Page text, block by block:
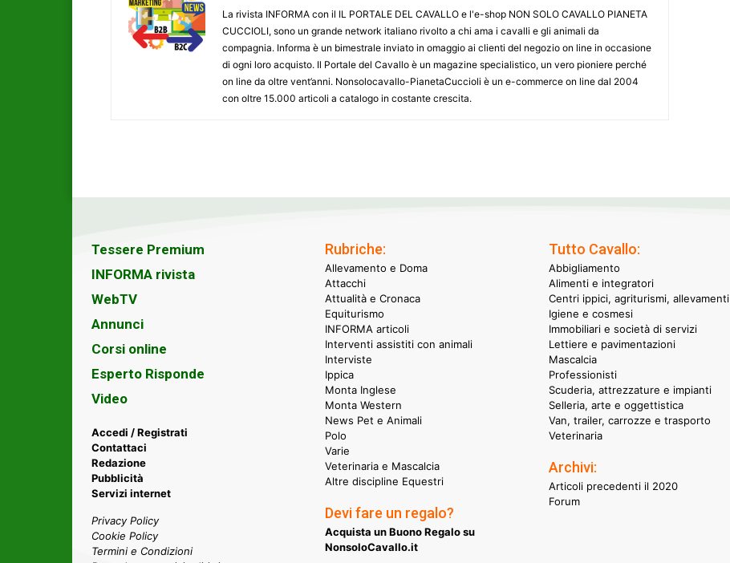
La rivista INFORMA con il IL PORTALE DEL CAVALLO e l'e-shop NON SOLO CAVALLO PIANETA
CUCCIOLI, sono un grande network italiano rivolto a chi ama i cavalli e gli animali da
compagnia. Informa è un bimestrale inviato in omaggio ai clienti del negozio on line in occasione
di ogni loro acquisto. Il Portale del Cavallo è un magazine specialistico, un vero pioniere perché
on line da oltre vent’anni. Nonsolocavallo-PianetaCuccioli è un e-commerce on line dal 2004
con oltre 15.000 articoli a catalogo in costante crescita.
Tessere Premium
INFORMA rivista
WebTV
Annunci
Corsi online
Esperto Risponde
Video
Accedi / Registrati
Contattaci
Redazione
Pubblicità
Servizi internet
Privacy Policy
Cookie Policy
Termini e Condizioni
Rubriche:
Allevamento e Doma
Attacchi
Attualità e Cronaca
Equiturismo
INFORMA articoli
Interventi assistiti con animali
Interviste
Ippica
Monta Inglese
Monta Western
News Pet e Animali
Polo
Varie
Veterinaria e Mascalcia
Altre discipline Equestri
Devi fare un regalo?
Acquista un Buono Regalo su
NonsoloCavallo.it
Tutto Cavallo:
Abbigliamento
Alimenti e integratori
Centri ippici, agriturismi, allevamenti
Igiene e cosmesi
Immobiliari e società di servizi
Lettiere e pavimentazioni
Mascalcia
Professionisti
Scuderia, attrezzature e impianti
Selleria, arte e oggettistica
Van, trailer, carrozze e trasporto
Veterinaria
Archivi:
Articoli precedenti il 2020
Forum